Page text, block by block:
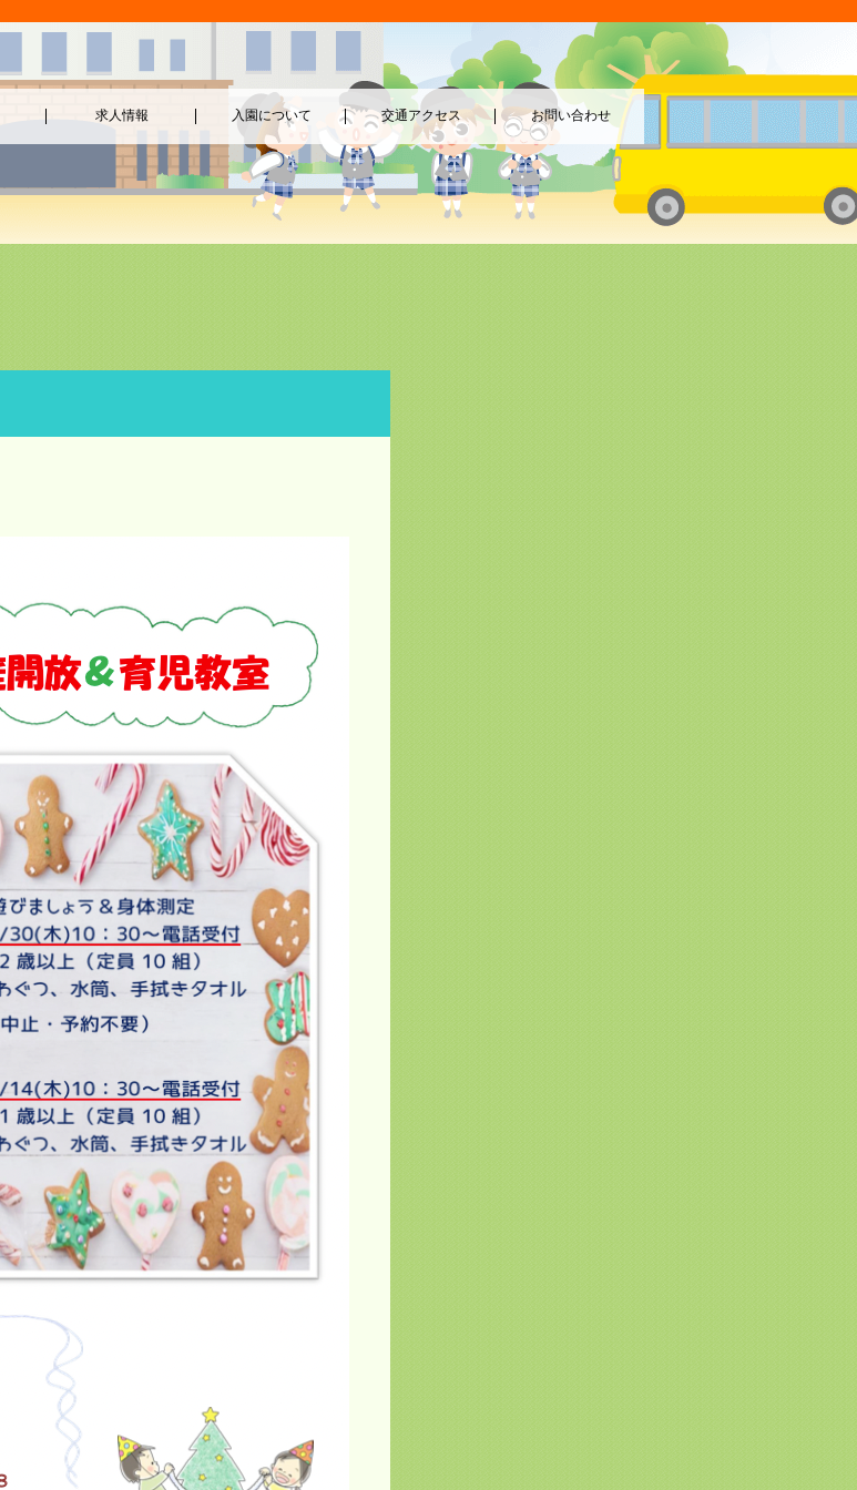
求人情報 入園について 交通アクセス お問い合わせ